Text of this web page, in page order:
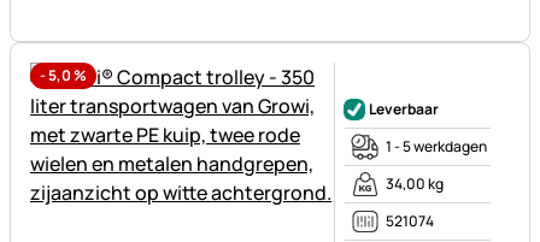
-5,0%
Leverbaar
1 - 5 werkdagen
34,00 kg
521074